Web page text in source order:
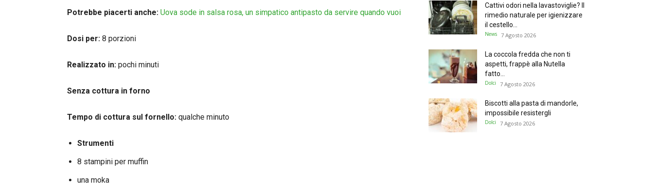
Potrebbe piacerti anche: Uova sode in salsa rosa, un simpatico antipasto da servire quando vuoi
Dosi per: 8 porzioni
Realizzato in: pochi minuti
Senza cottura in forno
Tempo di cottura sul fornello: qualche minuto
Strumenti
8 stampini per muffin
una moka
Cattivi odori nella lavastoviglie? Il
rimedio naturale per igienizzare
il cestello...
News 7 Agosto 2026
La coccola fredda che non ti
aspetti, frappè alla Nutella
fatto...
Dolci 7 Agosto 2026
Biscotti alla pasta di mandorle,
impossibile resistergli
Dolci 7 Agosto 2026